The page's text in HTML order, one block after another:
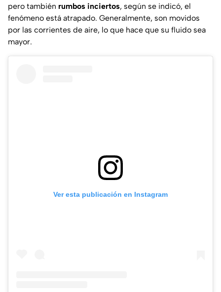
pero también rumbos inciertos, según se indicó, el
fenómeno está atrapado. Generalmente, son movidos
por las corrientes de aire, lo que hace que su fluido sea
mayor.
Ver esta publicación en Instagram